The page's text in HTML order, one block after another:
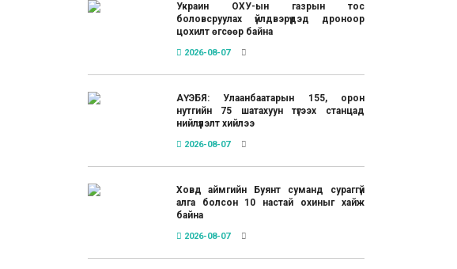
Украин ОХУ-ын газрын тос
боловсруулах үйлдвэрүүдэд дроноор
цохилт өгсөөр байна
2026-08-07
АҮЭБЯ: Улаанбаатарын 155, орон
нутгийн 75 шатахуун түгээх станцад
нийлүүлэлт хийлээ
2026-08-07
Ховд аймгийн Буянт суманд сураггүй
алга болсон 10 настай охиныг хайж
байна
2026-08-07